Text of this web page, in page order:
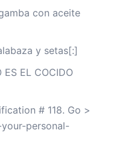
con aceite
y setas[:]
ES EL COCIDO
# 118. Go >
personal-